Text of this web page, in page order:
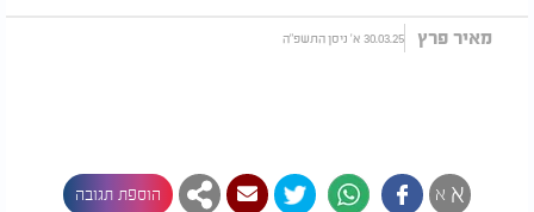
מאיר פרץ 30.03.25 א' ניסן התשפ"ה
א א הוספת תגובה